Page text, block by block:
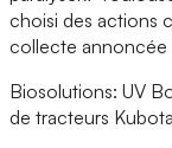
choisi des actions
collecte annoncée
Biosolutions: UV
de tracteurs Kubota